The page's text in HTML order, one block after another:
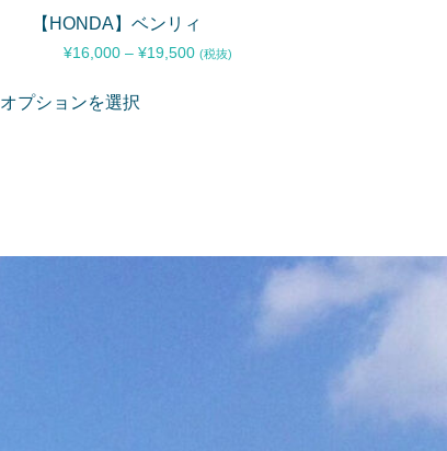
【HONDA】ベンリィ
¥16,000 –¥19,500 (税抜)
オプションを選択